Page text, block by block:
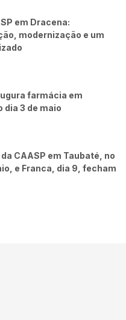
em Dracena:
modernização e um
farmácia em
dia 3 de maio
CAASP em Taubaté, no
e Franca, dia 9, fecham